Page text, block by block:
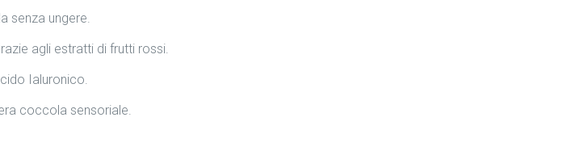
senza ungere.
agli estratti di frutti rossi.
Ialuronico.
coccola sensoriale.